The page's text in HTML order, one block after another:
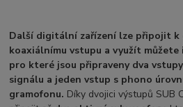
Další digitální zařízení lze připojit k
koaxiálnímu vstupu a využít můžete
pro které jsou připraveny dva
signálu a jeden vstup s phono
gramofonu. Díky dvojici výstupů SUB